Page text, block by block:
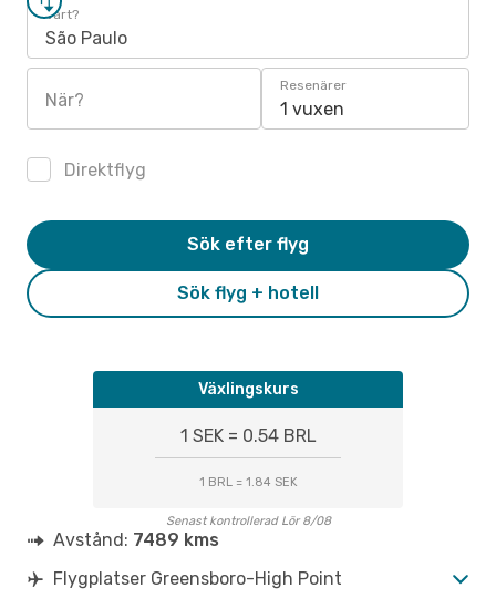
Vart?
São Paulo
När?
Resenärer
1 vuxen
Direktflyg
Sök flyg + hotell
Sök efter flyg
Växlingskurs
1 SEK = 0.54 BRL
1 BRL = 1.84 SEK
Senast kontrollerad Lör 8/08
Avstånd: 7489 kms
Flygplatser Greensboro-High Point